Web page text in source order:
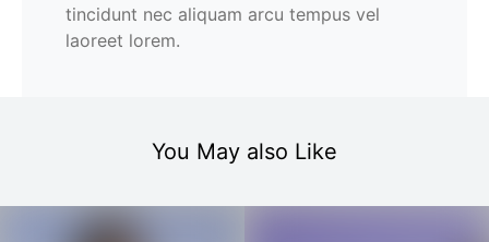
tincidunt nec aliquam arcu tempus vel
laoreet lorem.
You May also Like